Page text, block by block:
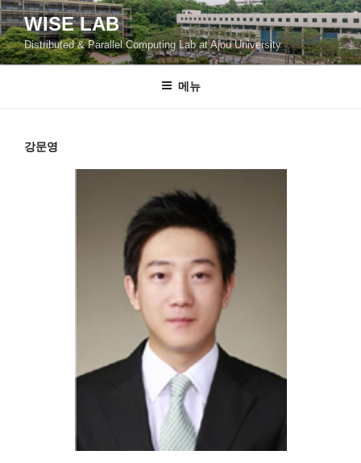
콘
텐
츠
로
WISE LAB
Distributed & Parallel Computing Lab at Ajou University
메뉴
강문영